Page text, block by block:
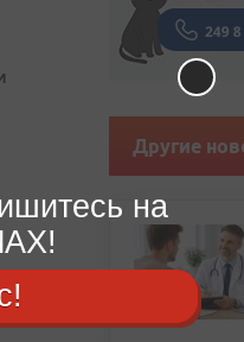
Другие
на